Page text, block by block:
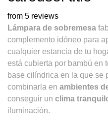
from 5 reviews
Lámpara de sobremesa
complemento idóneo para
cualquier estancia de tu
está cubierta por bambú en
base cilíndrica en la que se
combinarla en ambientes
conseguir un clima
iluminación.